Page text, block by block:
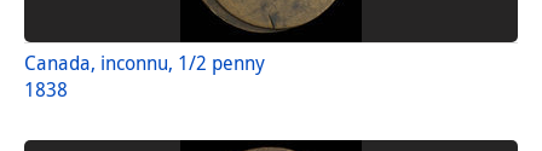
Canada, inconnu, 1/2 penny
1838